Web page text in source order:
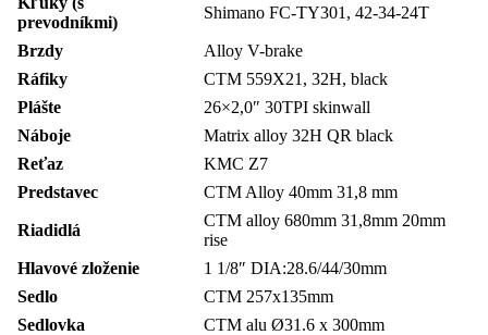
prevodníkmi)
Shimano FC-TY301, 42-34-24T
Brzdy
Alloy V-brake
Ráfiky
CTM 559X21, 32H, black
Plášte
26×2,0″ 30TPI skinwall
Náboje
Matrix alloy 32H QR black
Reťaz
KMC Z7
Predstavec
CTM Alloy 40mm 31,8 mm
Riadidlá
CTM alloy 680mm 31,8mm 20mm
rise
Hlavové zloženie
1 1/8″ DIA:28.6/44/30mm
Sedlo
CTM 257x135mm
Sedlovka
CTM alu Ø31.6 x 300mm